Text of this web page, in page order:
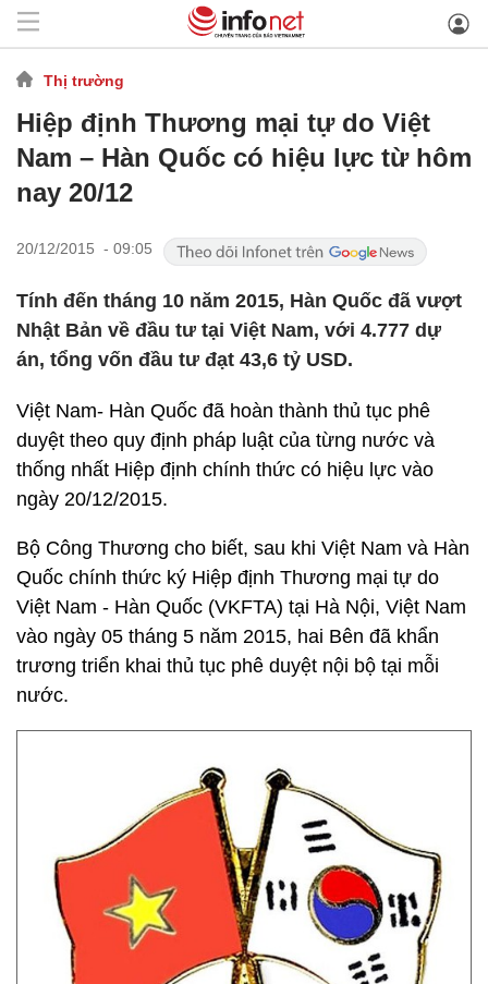
Thị trường
Hiệp định Thương mại tự do Việt
Nam – Hàn Quốc có hiệu lực từ hôm
nay 20/12
20/12/2015 - 09:05
Tính đến tháng 10 năm 2015, Hàn Quốc đã vượt
Nhật Bản về đầu tư tại Việt Nam, với 4.777 dự
án, tổng vốn đầu tư đạt 43,6 tỷ USD.
Việt Nam- Hàn Quốc đã hoàn thành thủ tục phê
duyệt theo quy định pháp luật của từng nước và
thống nhất Hiệp định chính thức có hiệu lực vào
ngày 20/12/2015.
Bộ Công Thương cho biết, sau khi Việt Nam và Hàn
Quốc chính thức ký Hiệp định Thương mại tự do
Việt Nam - Hàn Quốc (VKFTA) tại Hà Nội, Việt Nam
vào ngày 05 tháng 5 năm 2015, hai Bên đã khẩn
trương triển khai thủ tục phê duyệt nội bộ tại mỗi
nước.